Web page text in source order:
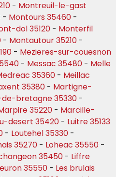
- Montreuil-le-gast
- Montours 35460 -
dol 35120 - Monterfil
- Montautour 35210 -
- Mezieres-sur-couesnon
- Messac 35480 - Melle
35360 - Meillac
35380 - Martigne-
bretagne 35330 -
35220 - Marcille-
desert 35420 - Luitre 35133
- Loutehel 35330 -
35270 - Loheac 35550 -
35450 - Liffre
35550 - Les brulais